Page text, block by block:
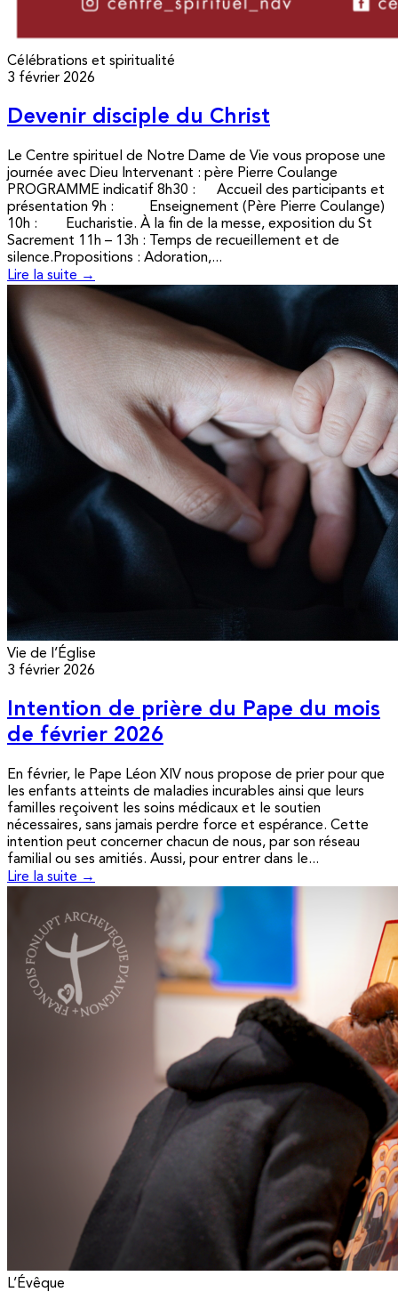
Célébrations et spiritualité
3 février 2026
Devenir disciple du Christ
Le Centre spirituel de Notre Dame de Vie vous propose une
journée avec Dieu Intervenant : père Pierre Coulange
PROGRAMME indicatif 8h30 : Accueil des participants et
présentation 9h : Enseignement (Père Pierre Coulange)
10h : Eucharistie. À la fin de la messe, exposition du St
Sacrement 11h – 13h : Temps de recueillement et de
silence.Propositions : Adoration,...
Lire la suite →
Vie de l’Église
3 février 2026
Intention de prière du Pape du mois
de février 2026
En février, le Pape Léon XIV nous propose de prier pour que
les enfants atteints de maladies incurables ainsi que leurs
familles reçoivent les soins médicaux et le soutien
nécessaires, sans jamais perdre force et espérance. Cette
intention peut concerner chacun de nous, par son réseau
familial ou ses amitiés. Aussi, pour entrer dans le...
Lire la suite →
L’Évêque